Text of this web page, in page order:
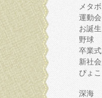
メタ
運動会
お誕
野球
卒業式
新社
ぴょこ
深海